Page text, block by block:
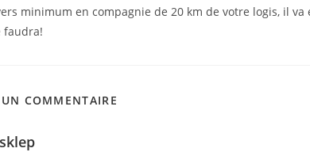
minimum en compagnie de 20 km de votre logis, il va
faudra!
COMMENTAIRE